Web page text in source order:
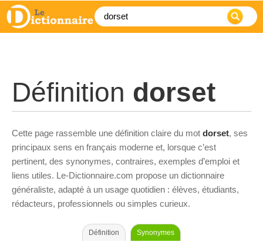
Définition dorset
Cette page rassemble une définition claire du mot dorset, ses
principaux sens en français moderne et, lorsque c’est
pertinent, des synonymes, contraires, exemples d’emploi et
liens utiles. Le-Dictionnaire.com propose un dictionnaire
généraliste, adapté à un usage quotidien : élèves, étudiants,
rédacteurs, professionnels ou simples curieux.
Définition Synonymes